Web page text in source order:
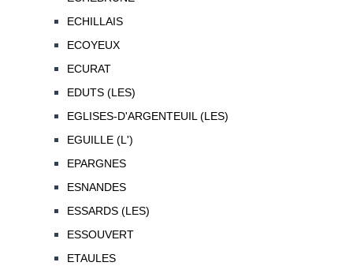
ECHILLAIS
ECOYEUX
ECURAT
EDUTS (LES)
EGLISES-D'ARGENTEUIL (LES)
EGUILLE (L')
EPARGNES
ESNANDES
ESSARDS (LES)
ESSOUVERT
ETAULES